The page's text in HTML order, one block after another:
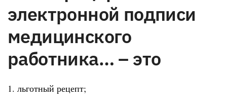
электронной подписи
медицинского
работника… – это
1. льготный рецепт;